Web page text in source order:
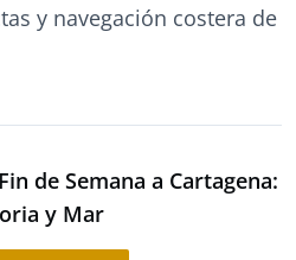
y navegación costera de
de Semana a Cartagena:
y Mar